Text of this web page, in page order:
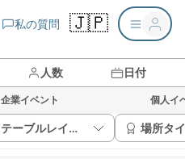
私の質問 🇯🇵
人数 日付
企業イベント 個人イ
テーブルレイアウト 場所タ